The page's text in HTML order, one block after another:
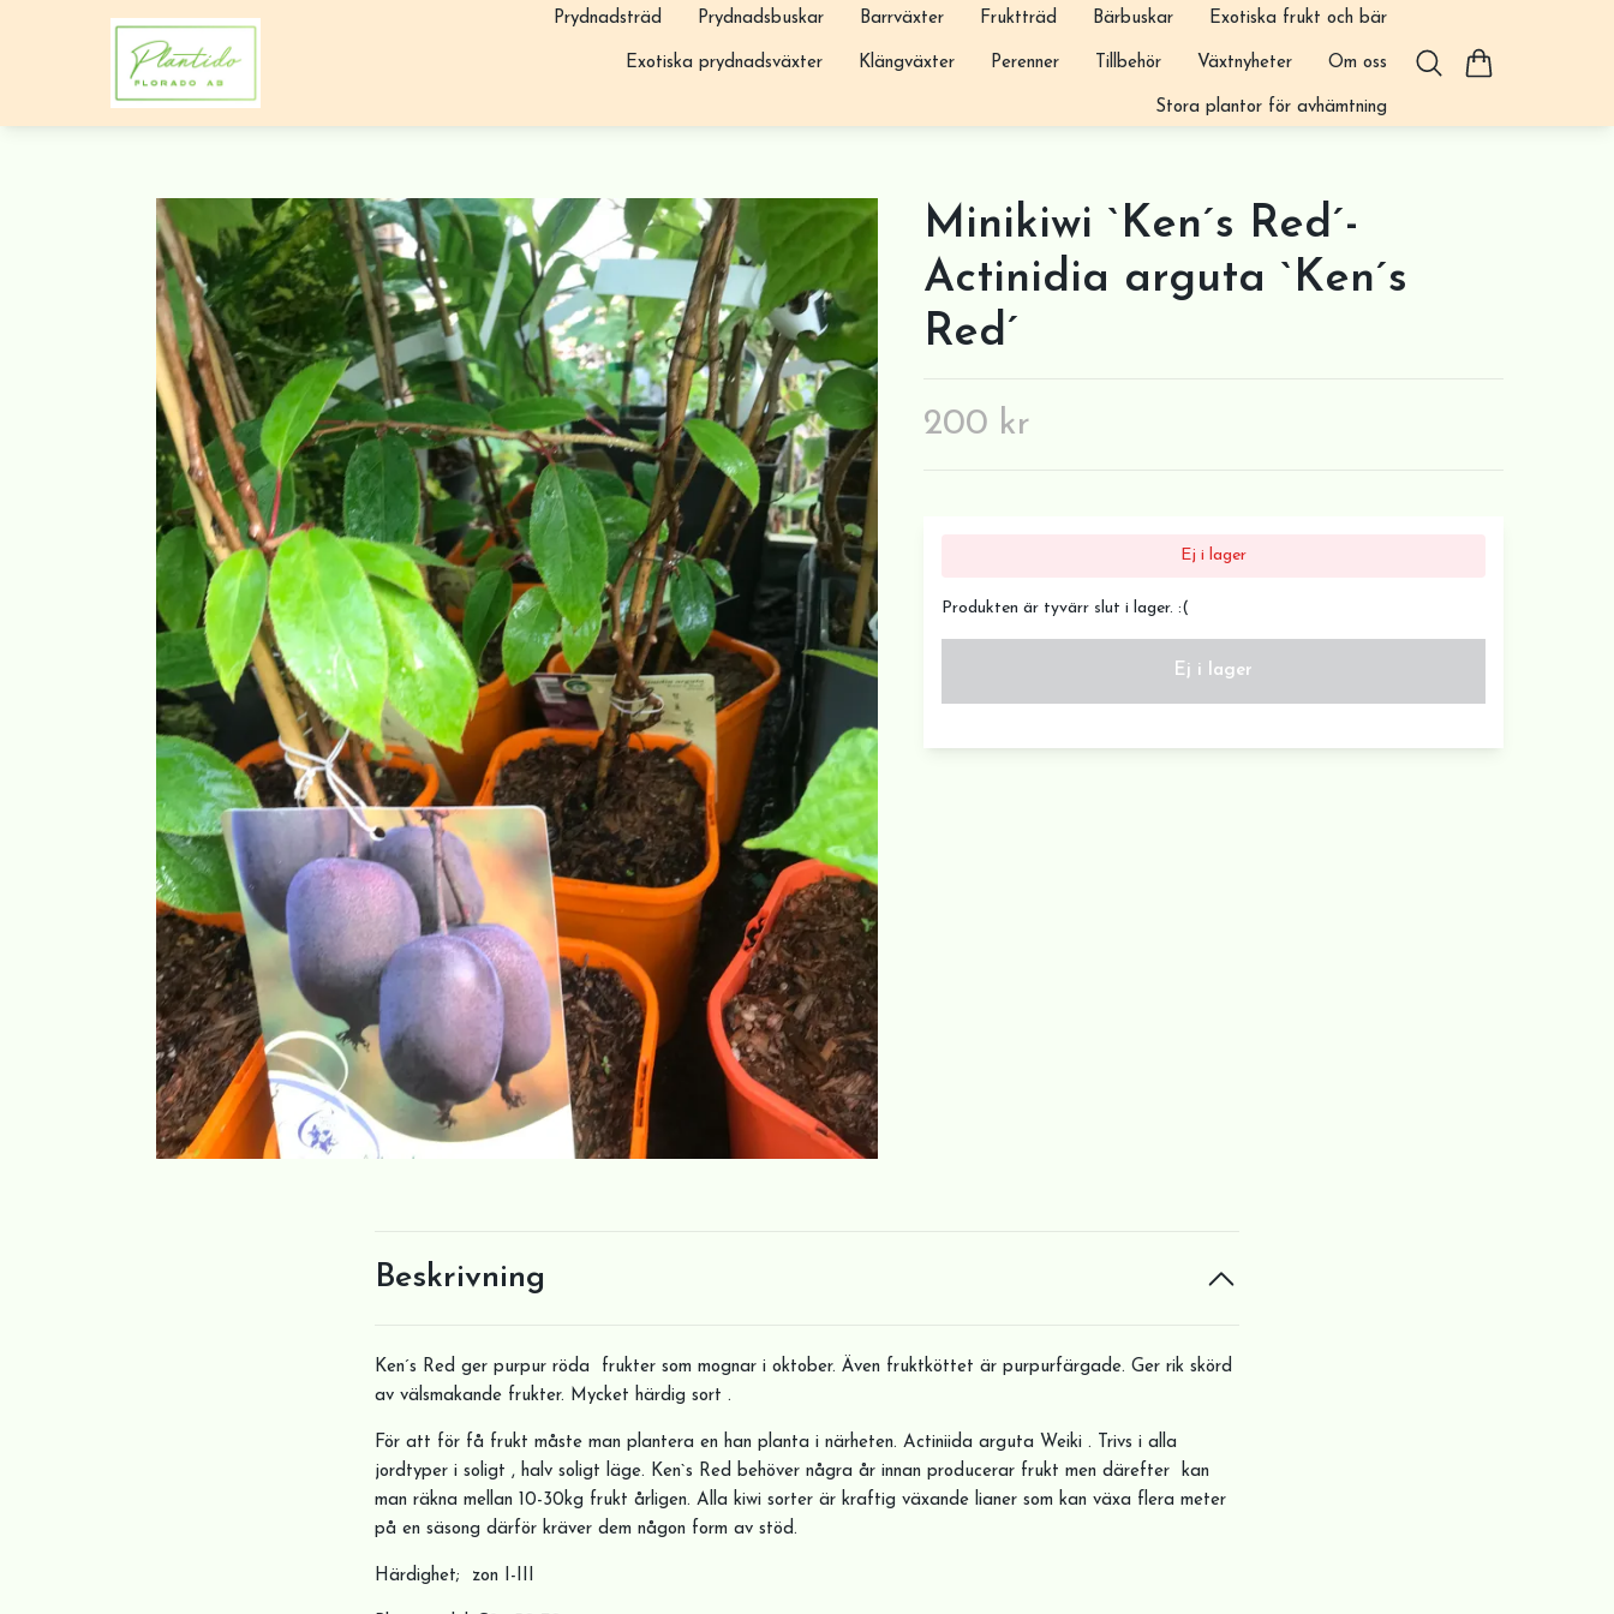
Prydnadsträd Prydnadsbuskar Barrväxter Fruktträd Bärbuskar Exotiska frukt och bär
Exotiska prydnadsväxter Klängväxter Perenner Tillbehör Växtnyheter Om oss
Stora plantor för avhämtning
Minikiwi `Ken´s Red´-
Actinidia arguta `Ken´s
Red´
200 kr
Ej i lager
Produkten är tyvärr slut i lager. :(
Ej i lager
Beskrivning
Ken´s Red ger purpur röda frukter som mognar i oktober. Även fruktköttet är purpurfärgade. Ger rik skörd
av välsmakande frukter. Mycket härdig sort .
För att för få frukt måste man plantera en han planta i närheten. Actiniida arguta Weiki . Trivs i alla
jordtyper i soligt , halv soligt läge. Ken`s Red behöver några år innan producerar frukt men därefter kan
man räkna mellan 10-30kg frukt årligen. Alla kiwi sorter är kraftig växande lianer som kan växa flera meter
på en säsong därför kräver dem någon form av stöd.
Härdighet; zon I-III